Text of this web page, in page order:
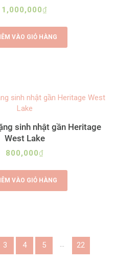
1,000,000₫
VÀO GIỎ HÀNG
sinh nhật gần Heritage
West Lake
800,000₫
VÀO GIỎ HÀNG
3 4 5 … 22